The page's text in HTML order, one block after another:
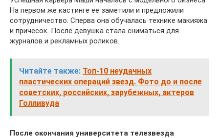
На первом же кастинге ее заметили и предложили
сотрудничество. Сперва она обучалась технике макияжа
и причесок. После девушка стала сниматься для
журналов и рекламных роликов.
Читайте также: Топ-10 неудачных
пластических операций звезд. Фото до и после
советских, российских, зарубежных, актеров
Голливуда
После окончания университета телезвезда